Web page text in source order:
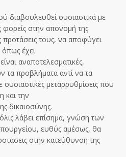
διαβουλευθεί ουσιαστικά με
στην απονομή της
προτάσεις τους, να αποφύγει
όπως έχει
αναποτελεσματικές,
τα προβλήματα αντί να τα
ουσιαστικές μεταρρυθμίσεις που
και την
δικαιοσύνης.
λάβει επίσημα, γνώση των
ευθύς αμέσως, θα
στην κατεύθυνση της